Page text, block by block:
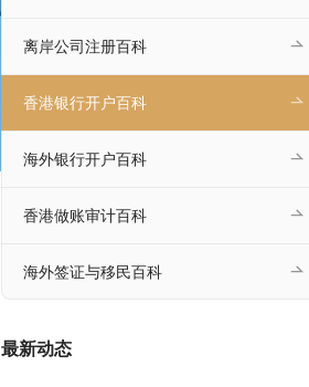
离岸公司注册百科
香港银行开户百科
海外银行开户百科
香港做账审计百科
海外签证与移民百科
最新动态